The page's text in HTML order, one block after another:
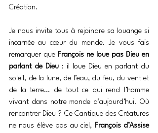
Création.
Je nous invite tous à rejoindre sa louange si
incarnée au cœur du monde. Je vous fais
remarquer que François ne loue pas Dieu en
parlant de Dieu : il loue Dieu en parlant du
soleil, de la lune, de l’eau, du feu, du vent et
de la terre… de tout ce qui rend l’homme
vivant dans notre monde d’aujourd’hui. Où
rencontrer Dieu ? Ce Cantique des Créatures
ne nous élève pas au ciel, François d’Assise